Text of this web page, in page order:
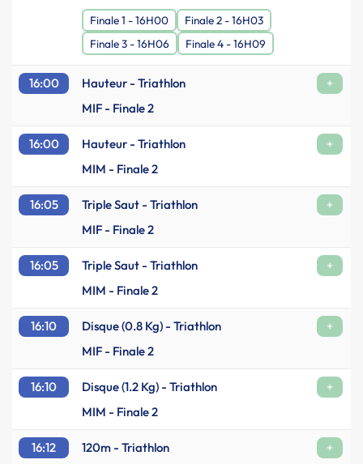
Finale 1 - 16H00
Finale 2 - 16H03
Finale 3 - 16H06
Finale 4 - 16H09
16:00 Hauteur - Triathlon
+
MIF - Finale 2
16:00 Hauteur - Triathlon
+
MIM - Finale 2
16:05 Triple Saut - Triathlon
+
MIF - Finale 2
16:05 Triple Saut - Triathlon
+
MIM - Finale 2
16:10 Disque (0.8 Kg) - Triathlon
+
MIF - Finale 2
16:10 Disque (1.2 Kg) - Triathlon
+
MIM - Finale 2
16:12 120m - Triathlon
+